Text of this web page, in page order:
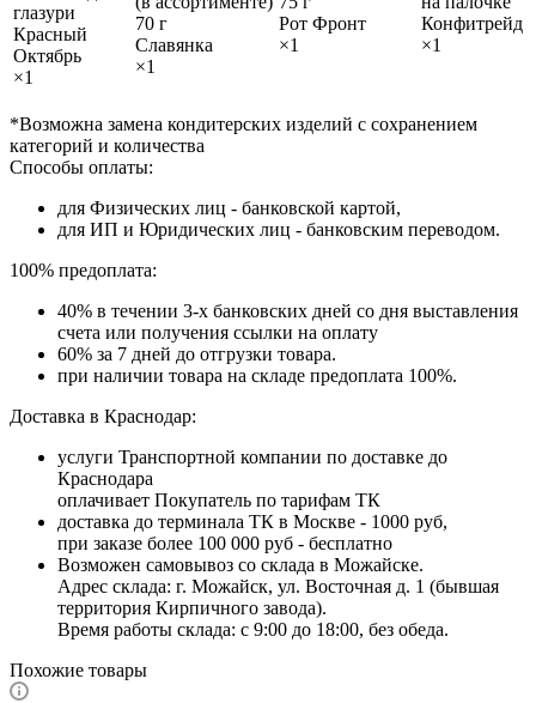
глазури
Красный
Октябрь
×1
70 г
Славянка
×1
Рот Фронт
×1
Конфитрейд
×1
*Возможна замена кондитерских изделий с сохранением
категорий и количества
Способы оплаты:
для Физических лиц - банковской картой,
для ИП и Юридических лиц - банковским переводом.
100% предоплата:
40% в течении 3-х банковских дней со дня выставления
счета или получения ссылки на оплату
60% за 7 дней до отгрузки товара.
при наличии товара на складе предоплата 100%.
Доставка в Краснодар:
услуги Транспортной компании по доставке до
Краснодара
оплачивает Покупатель по тарифам ТК
доставка до терминала ТК в Москве - 1000 руб,
при заказе более 100 000 руб - бесплатно
Возможен самовывоз со склада в Можайске.
Адрес склада: г. Можайск, ул. Восточная д. 1 (бывшая
территория Кирпичного завода).
Время работы склада: с 9:00 до 18:00, без обеда.
Похожие товары